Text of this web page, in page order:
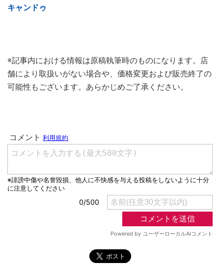
キャンドゥ
※記事内における情報は原稿執筆時のものになります。店
舗により取扱いがない場合や、価格変更および販売終了の
可能性もございます。あらかじめご了承ください。